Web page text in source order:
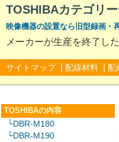
TOSHIBAカテゴリ
映像機器の設置なら旧型録画・
メーカーが生産を終了し
サイトマップ 配線材料 配
TOSHIBAの内容
└DBR-M180
└DBR-M190